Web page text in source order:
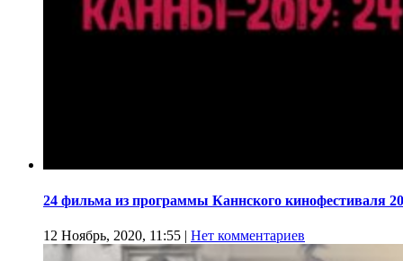
24 фильма из программы Каннского кинофестиваля
12 Ноябрь, 2020, 11:55 | Нет комментариев